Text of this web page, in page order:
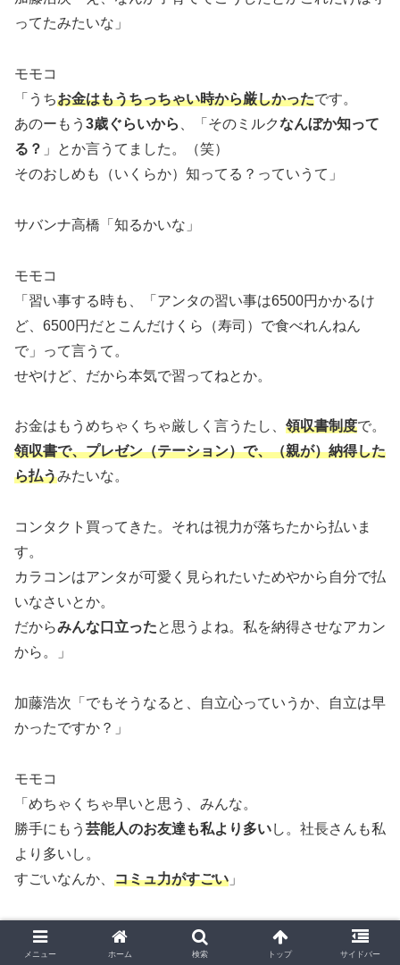
ってたみたいな」
モモコ
「うちお金はもうちっちゃい時から厳しかったです。
あのーもう 3歳ぐらいから 、「そのミルクなんぼか知って
る？ 」とか言うてました。（笑）
そのおしめも（いくらか）知ってる？っていうて」
サバンナ高橋「知るかいな」
モモコ
「習い事する時も、「アンタの習い事は6500円かかるけ
ど、6500円だとこんだけくら（寿司）で食べれんねん
で」って言うて。
せやけど、だから本気で習ってねとか。
お金はもうめちゃくちゃ厳しく言うたし、 領収書制度で。
領収書で、プレゼン（テーション）で、（親が）納得した
ら払うみたいな。
コンタクト買ってきた。それは視力が落ちたから払いま
す。
カラコンはアンタが可愛く見られたいためやから自分で払
いなさいとか。
だからみんな口立ったと思うよね。私を納得させなアカン
から。」
加藤浩次「でもそうなると、自立心っていうか、自立は早
かったですか？」
モモコ
「めちゃくちゃ早いと思う、みんな。
勝手にもう 芸能人のお友達も私より多いし。社長さんも私
より多いし。
すごいなんか、 コミュ力がすごい 」
メニュー ホーム 検索 トップ サイドバー